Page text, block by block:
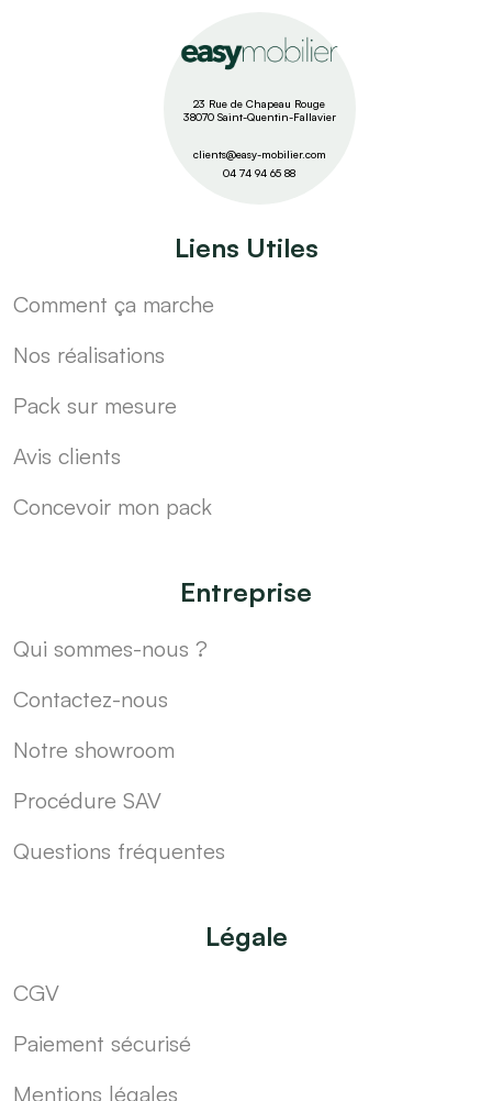
23 Rue de Chapeau Rouge
38070 Saint-Quentin-Fallavier
clients@easy-mobilier.com
04 74 94 65 88
Liens Utiles
Comment ça marche
Nos réalisations
Pack sur mesure
Avis clients
Concevoir mon pack
Entreprise
Qui sommes-nous ?
Contactez-nous
Notre showroom
Procédure SAV
Questions fréquentes
Légale
CGV
Paiement sécurisé
Mentions légales